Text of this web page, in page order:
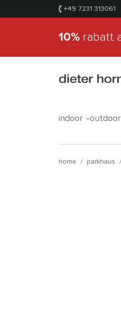
+49 7231 313061
10% rabatt
indoor outdoor
home / parkhaus /